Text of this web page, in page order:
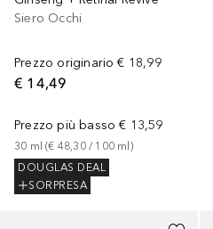
Siero Occhi
Prezzo originario € 18,99
€ 14,49
Prezzo più basso € 13,59
30 ml (€ 48,30 / 100 ml )
DOUGLAS DEAL
SORPRESA